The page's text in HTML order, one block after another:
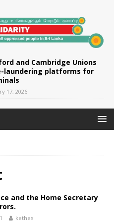
and Cambridge Unions
laundering platforms for
17, 2026
and the Home Secretary
kethes